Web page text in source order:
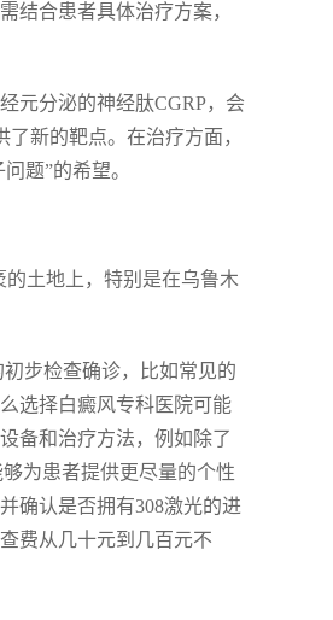
结合患者具体治疗方案，
元分泌的神经肽CGRP，会
新的靶点。在治疗方面，
题”的希望。
的土地上，特别是在乌鲁木
步检查确诊，比如常见的
选择白癜风专科医院可能
备和治疗方法，例如除了
为患者提供更尽量的个性
确认是否拥有308激光的进
费从几十元到几百元不